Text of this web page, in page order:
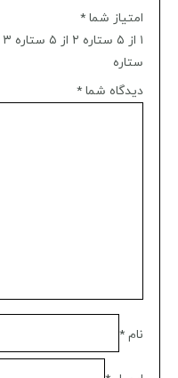
امتیاز شما *
۱ از ۵ ستاره
۲ از ۵ ستاره ۳ از ۵ ستاره
ستاره
دیدگاه شما *
نام *